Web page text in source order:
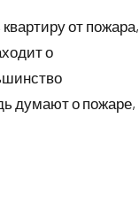
от пожара,
о
думают о пожаре,